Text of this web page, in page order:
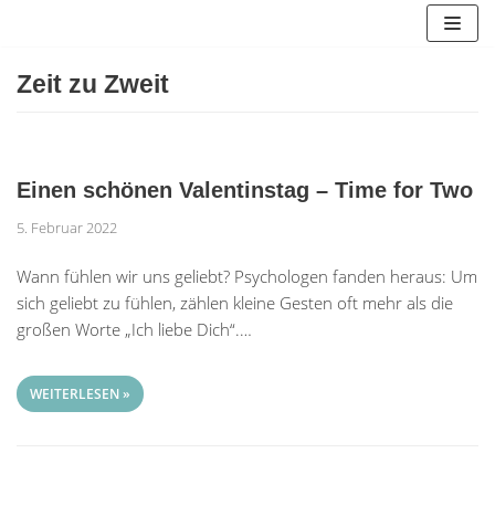
springen
Zeit zu Zweit
Einen schönen Valentinstag – Time for Two
5. Februar 2022
Wann fühlen wir uns geliebt? Psychologen fanden heraus: Um
sich geliebt zu fühlen, zählen kleine Gesten oft mehr als die
großen Worte „Ich liebe Dich“.…
WEITERLESEN »